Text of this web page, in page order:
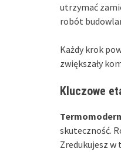
utrzymać
robót
Każdy krok
zwiększały
Kluczowe
skuteczność.
Zredukujesz w